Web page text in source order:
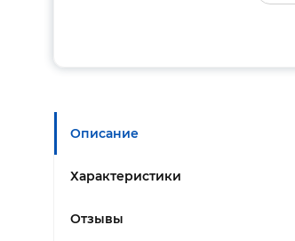
Описание
Характеристики
Отзывы